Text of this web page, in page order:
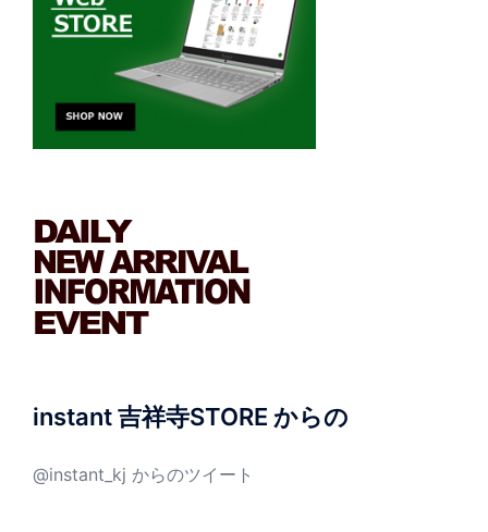
instant 吉祥寺STORE からの
@instant_kj からのツイート